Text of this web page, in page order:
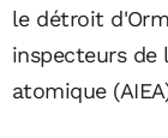
le détroit
inspecteurs de
atomique